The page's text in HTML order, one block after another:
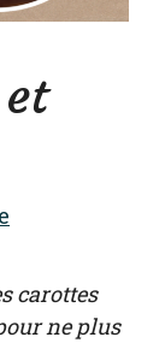
carottes
ne plus